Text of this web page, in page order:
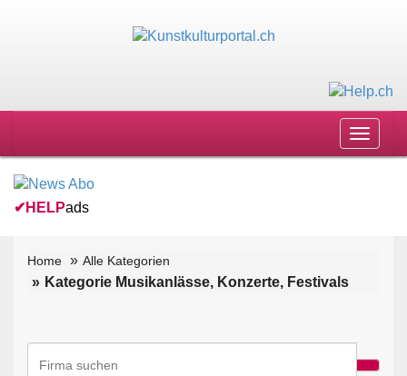
Toggle
✔ HELPads
Home Alle Kategorien
Kategorie Musikanlässe, Konzerte, Festivals